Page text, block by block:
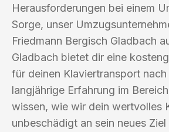
Herausforderungen bei einem
Sorge, unser
Friedmann Bergisch Gladbach
Gladbach bietet dir eine
für deinen Klaviertransport
langjährige Erfahrung im
wissen, wie wir dein wertvolles
unbeschädigt an sein neues